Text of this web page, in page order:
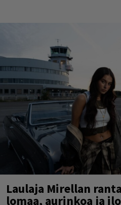
Laulaja Mirellan
lomaa, aurinkoa ja